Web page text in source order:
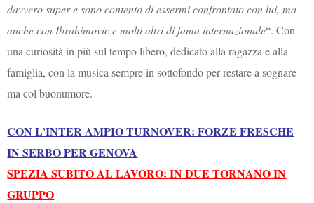
davvero super e sono contento di essermi confrontato con lui, ma
anche con Ibrahimovic e molti altri di fama internazionale“. Con
una curiosità in più sul tempo libero, dedicato alla ragazza e alla
famiglia, con la musica sempre in sottofondo per restare a sognare
ma col buonumore.
CON L’INTER AMPIO TURNOVER: FORZE FRESCHE
IN SERBO PER GENOVA
SPEZIA SUBITO AL LAVORO: IN DUE TORNANO IN
GRUPPO